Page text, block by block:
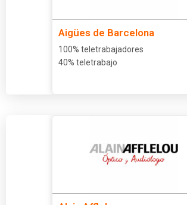
Aigües de Barcelona
100% teletrabajadores
40% teletrabajo